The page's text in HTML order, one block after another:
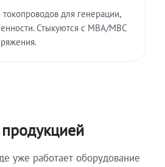
для генерации,
Стыкуются с МВА/МВС
уже работает оборудование